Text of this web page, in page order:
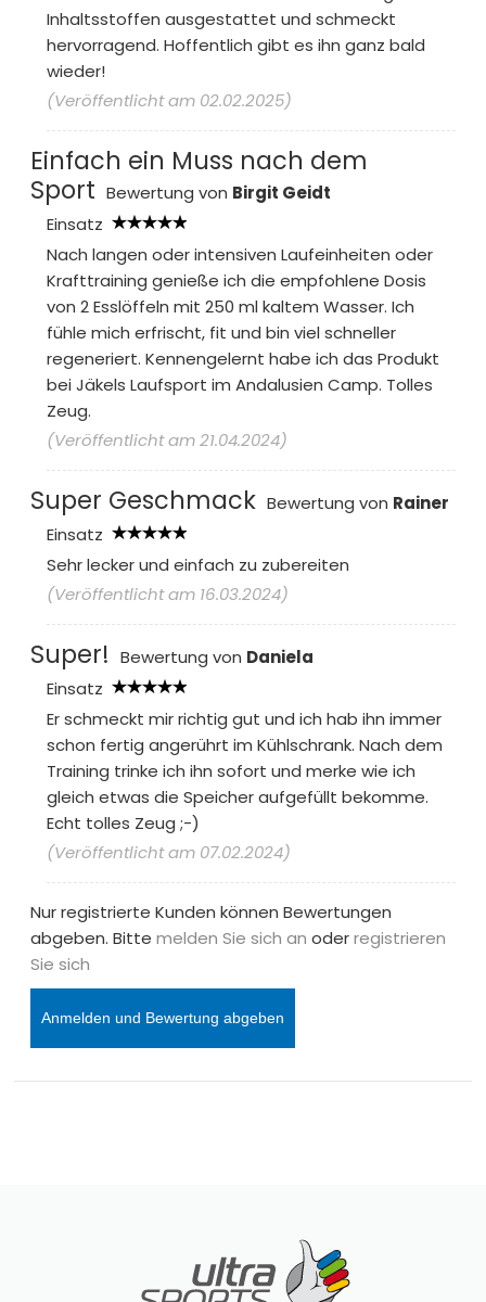
Inhaltsstoffen ausgestattet und schmeckt
hervorragend. Hoffentlich gibt es ihn ganz bald
wieder!
(Veröffentlicht am 02.02.2025)
Einfach ein Muss nach dem
Sport Bewertung von Birgit Geidt
Einsatz
Nach langen oder intensiven Laufeinheiten oder
Krafttraining genieße ich die empfohlene Dosis
von 2 Esslöffeln mit 250 ml kaltem Wasser. Ich
fühle mich erfrischt, fit und bin viel schneller
regeneriert. Kennengelernt habe ich das Produkt
bei Jäkels Laufsport im Andalusien Camp. Tolles
Zeug.
(Veröffentlicht am 21.04.2024)
Super Geschmack Bewertung von Rainer
Einsatz
Sehr lecker und einfach zu zubereiten
(Veröffentlicht am 16.03.2024)
Super! Bewertung von Daniela
Einsatz
Er schmeckt mir richtig gut und ich hab ihn immer
schon fertig angerührt im Kühlschrank. Nach dem
Training trinke ich ihn sofort und merke wie ich
gleich etwas die Speicher aufgefüllt bekomme.
Echt tolles Zeug ;-)
(Veröffentlicht am 07.02.2024)
Nur registrierte Kunden können Bewertungen
abgeben. Bittemelden Sie sich an oderregistrieren
Sie sich
Anmelden und Bewertung abgeben